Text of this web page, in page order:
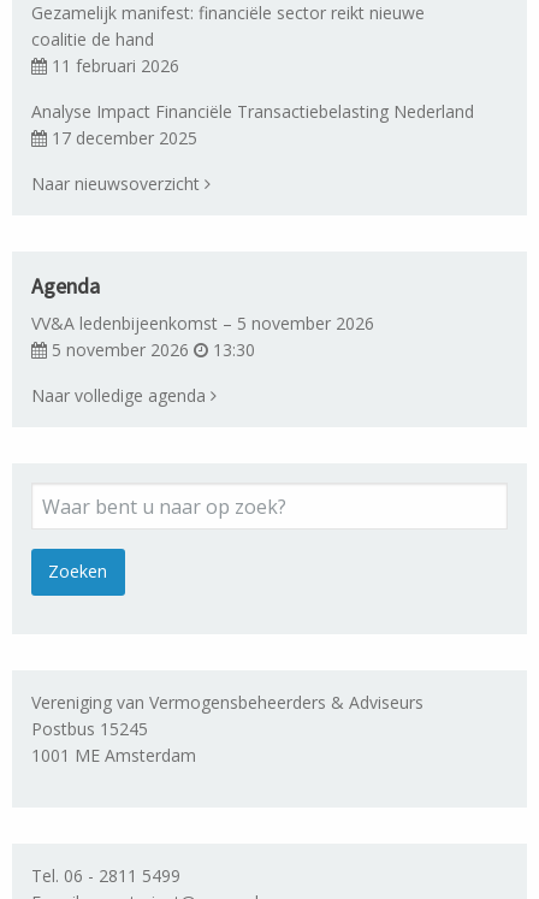
Gezamelijk manifest: financiële sector reikt nieuwe
coalitie de hand
11 februari 2026
Analyse Impact Financiële Transactiebelasting Nederland
17 december 2025
Naar nieuwsoverzicht
Agenda
VV&A ledenbijeenkomst – 5 november 2026
5 november 2026
13:30
Naar volledige agenda
Vereniging van Vermogensbeheerders & Adviseurs
Postbus 15245
1001 ME Amsterdam
Tel. 06 - 2811 5499